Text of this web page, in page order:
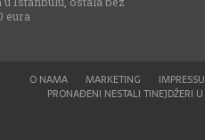
eura
O NAMA MARKETING
PRONAĐENI NESTALI TINEJDŽERI